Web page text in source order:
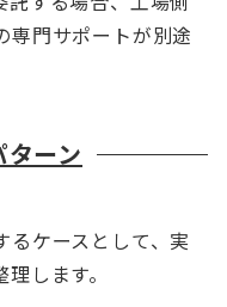
専門サポートが別途
ーン
ケースとして、実
します。